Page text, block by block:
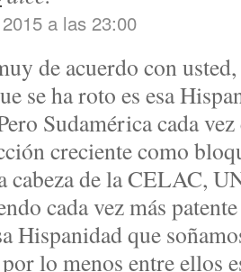
a las 23:00
de acuerdo con
se ha roto es esa
Sudamérica cada
creciente como
cabeza de la CELAC,
cada vez más
Hispanidad que
lo menos entre ellos